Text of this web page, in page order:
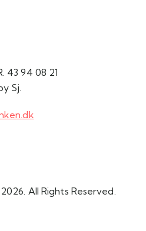
43 94 08 21
Sj.
All Rights Reserved.